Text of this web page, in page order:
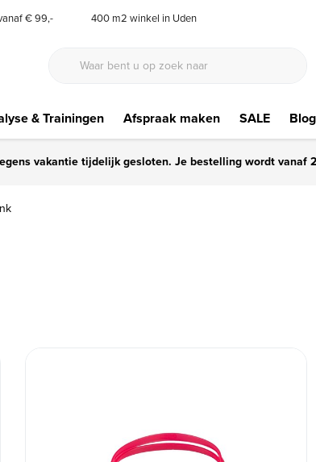
€ 99,- 400 m2 winkel in Uden
& Trainingen Afspraak maken SALE
vakantie tijdelijk gesloten. Je bestelling wordt vanaf